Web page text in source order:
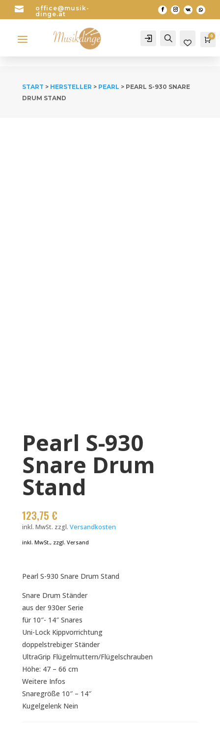

office@musik-
dinge.at
a Account Search 0
START > HERSTELLER > PEARL > PEARL S-930 SNARE
DRUM STAND
Pearl S-930
Snare Drum
Stand
123,75 €
inkl. MwSt. zzgl. Versandkosten
inkl. MwSt., zzgl. Versand
Pearl S-930 Snare Drum Stand
Snare Drum Ständer
aus der 930er Serie
für 10″- 14″ Snares
Uni-Lock Kippvorrichtung
doppelstrebiger Ständer
UltraGrip Flügelmuttern/Flügelschrauben
Höhe: 47 – 66 cm
Weitere Infos
Snaregröße 10″ – 14″
Kugelgelenk Nein